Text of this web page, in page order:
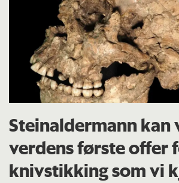
Steinaldermann
verdens første offer
knivstikking som vi